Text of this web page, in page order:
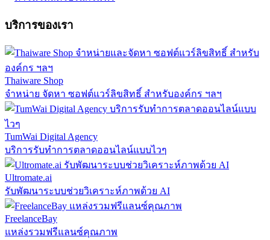
บริการของเรา
Thaiware Shop
จำหน่าย จัดหา ซอฟต์แวร์ลิขสิทธิ์ สำหรับองค์กร ฯลฯ
TumWai Digital Agency
บริการรับทำการตลาดออนไลน์แบบไวๆ
Ultromate.ai
รับพัฒนาระบบช่วยวิเคราะห์ภาพด้วย AI
FreelanceBay
แหล่งรวมฟรีแลนซ์คุณภาพ